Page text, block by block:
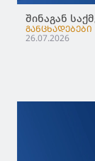
შინაგან
ᲒᲐᲜᲪᲮᲐᲓᲔᲑᲔᲑᲘ
26.07.2026